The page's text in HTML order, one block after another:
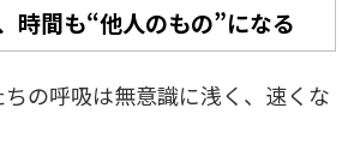
時間も“他人のもの”になる
の呼吸は無意識に浅く、速くな